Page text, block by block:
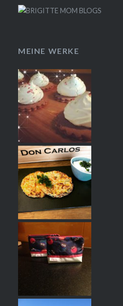
MEINE WERKE